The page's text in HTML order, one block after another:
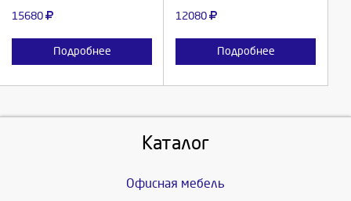
15680
Подробнее
12080
Подробнее
Каталог
Офисная мебель